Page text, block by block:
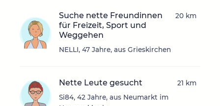
Suche nette Freundinnen
für Freizeit, Sport und
Weggehen
NELLI, 47 Jahre, aus Grieskirchen
20 km
Nette Leute gesucht
Si84, 42 Jahre, aus Neumarkt im
21 km